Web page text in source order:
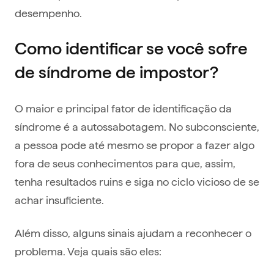
desempenho.
Como identificar se você sofre
de síndrome de impostor?
O maior e principal fator de identificação da
síndrome é a autossabotagem. No subconsciente,
a pessoa pode até mesmo se propor a fazer algo
fora de seus conhecimentos para que, assim,
tenha resultados ruins e siga no ciclo vicioso de se
achar insuficiente.
Além disso, alguns sinais ajudam a reconhecer o
problema. Veja quais são eles: